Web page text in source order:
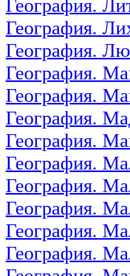
География.
География.
География.
География.
География.
География.
География.
География.
География.
География.
География.
География.